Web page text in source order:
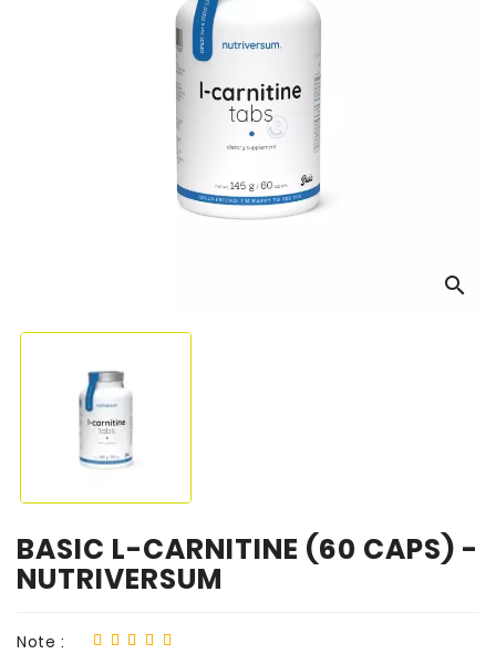
search
BASIC L-CARNITINE (60 CAPS) -
NUTRIVERSUM
Note :